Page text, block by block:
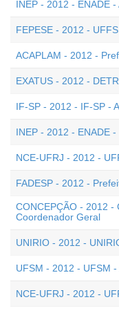
INEP - 2012 - ENADE
FEPESE - 2012 -
ACAPLAM - 2012 -
EXATUS - 2012 -
IF-SP - 2012 - IF-SP -
INEP - 2012 - ENADE
NCE-UFRJ - 2012 -
FADESP - 2012 -
CONCEPÇÃO - 2012 -
Coordenador Geral
UNIRIO - 2012 -
UFSM - 2012 - UFSM
NCE-UFRJ - 2012 -